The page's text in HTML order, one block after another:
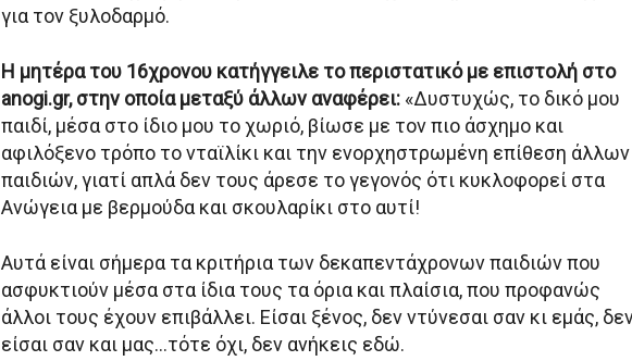
για τον ξυλοδαρμό.
Η μητέρα του 16χρονου κατήγγειλε το περιστατικό με επιστολή στο
anogi.gr, στην οποία μεταξύ άλλων αναφέρει: «Δυστυχώς, το δικό μου
παιδί, μέσα στο ίδιο μου το χωριό, βίωσε με τον πιο άσχημο και
αφιλόξενο τρόπο το νταϊλίκι και την ενορχηστρωμένη επίθεση άλλων
παιδιών, γιατί απλά δεν τους άρεσε το γεγονός ότι κυκλοφορεί στα
Ανώγεια με βερμούδα και σκουλαρίκι στο αυτί!
Αυτά είναι σήμερα τα κριτήρια των δεκαπεντάχρονων παιδιών που
ασφυκτιούν μέσα στα ίδια τους τα όρια και πλαίσια, που προφανώς
άλλοι τους έχουν επιβάλλει. Είσαι ξένος, δεν ντύνεσαι σαν κι εμάς,
είσαι σαν και μας…τότε όχι, δεν ανήκεις εδώ.